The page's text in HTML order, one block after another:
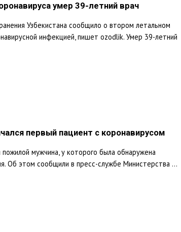
умер 39-летний врач
Узбекистана сообщило о втором летальном
инфекцией, пишет ozodlik. Умер 39-летний
первый пациент с коронавирусом
пожилой мужчина, у которого была обнаружена
Об этом сообщили в пресс-службе Министерства ...